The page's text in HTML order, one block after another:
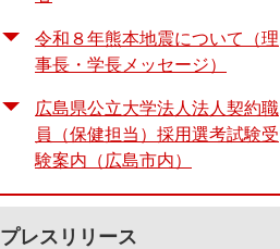
令和８年熊本地震について（理
事長・学長メッセージ）
広島県公立大学法人法人契約職
員（保健担当）採用選考試験受
験案内（広島市内）
プレスリリース